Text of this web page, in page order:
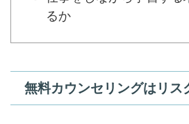
るか
無料カウンセリングはリス